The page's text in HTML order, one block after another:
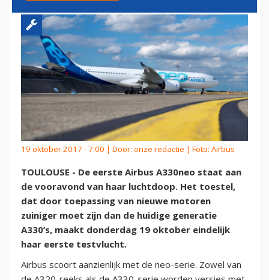
19 oktober 2017 - 7:00 | Door: onze redactie | Foto: Airbus
TOULOUSE - De eerste Airbus A330neo staat aan
de vooravond van haar luchtdoop. Het toestel,
dat door toepassing van nieuwe motoren
zuiniger moet zijn dan de huidige generatie
A330’s, maakt donderdag 19 oktober eindelijk
haar eerste testvlucht.
Airbus scoort aanzienlijk met de neo-serie. Zowel van